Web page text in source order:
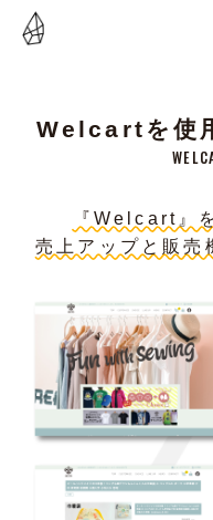
Welcartを使
『Welcart』
売上アップと販売